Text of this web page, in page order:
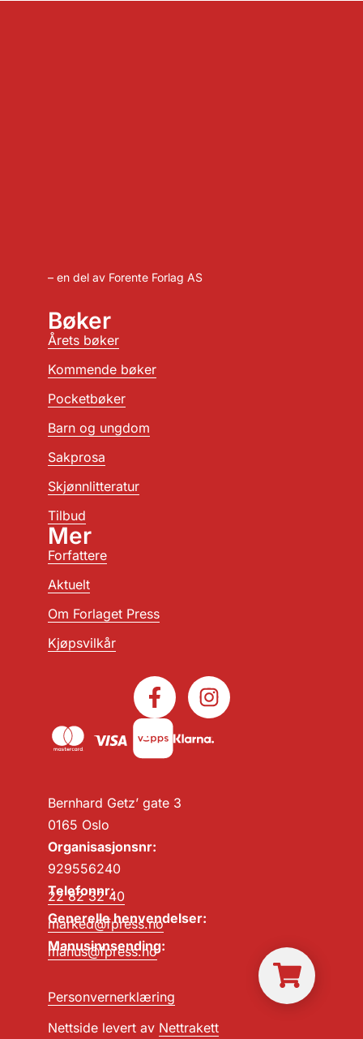
– en del av Forente Forlag AS
Bernhard Getz’ gate 3
0165 Oslo
Organisasjonsnr:
929556240
Telefonnr:
22 82 32 40
Generelle henvendelser:
marked@fpress.no
Manusinnsending:
manus@fpress.no
Personvernerklæring
Nettside levert av Nettrakett
Bøker
Årets bøker
Kommende bøker
Pocketbøker
Barn og ungdom
Sakprosa
Skjønnlitteratur
Tilbud
Mer
Forfattere
Aktuelt
Om Forlaget Press
Kjøpsvilkår